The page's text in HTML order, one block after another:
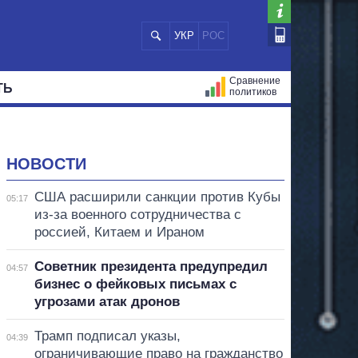
УКР РОС
Сравнение
политиков
НОВОСТИ
05:17
США расширили санкции против Кубы
из-за военного сотрудничества с
россией, Китаем и Ираном
04:57
Советник президента предупредил
бизнес о фейковых письмах с
угрозами атак дронов
04:39
Трамп подписал указы,
ограничивающие право на гражданство